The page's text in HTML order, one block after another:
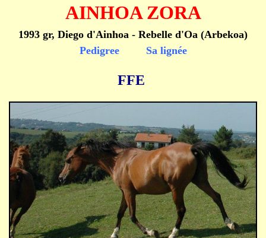
AINHOA ZORA
1993 gr, Diego d'Ainhoa - Rebelle d'Oa (Arbekoa)
Pedigree
Sa lignée
FFE